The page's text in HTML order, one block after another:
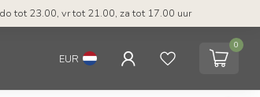
tot 23.00, vr tot 21.00, za tot 17.00 uur
EUR
0